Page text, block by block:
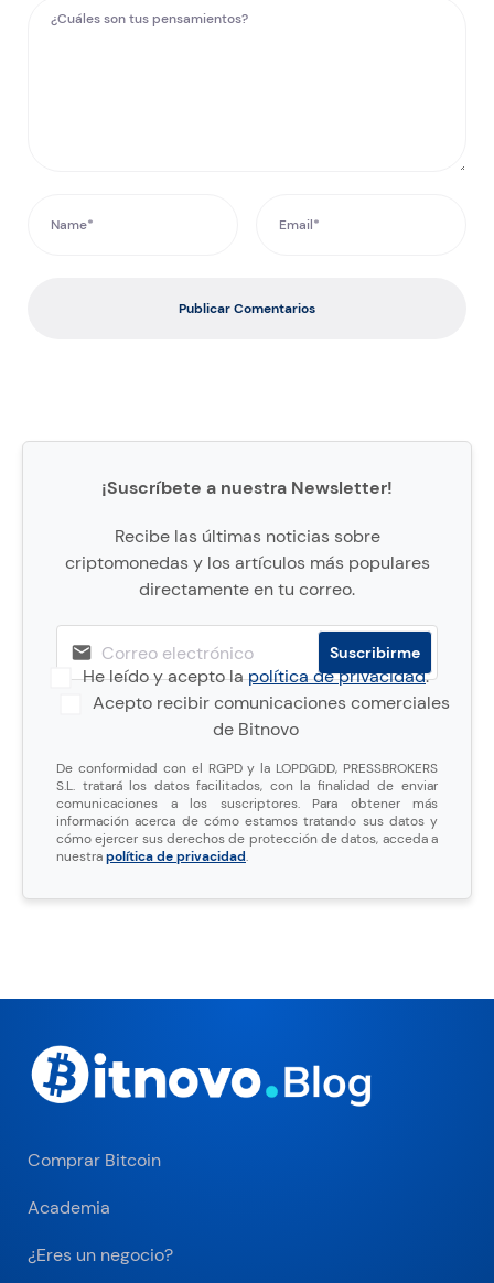
Publicar Comentarios
¡Suscríbete a nuestra Newsletter!
Recibe las últimas noticias sobre
criptomonedas y los artículos más populares
directamente en tu correo.
He leído y acepto lapolítica de privacidad.
Acepto recibir comunicaciones comerciales
de Bitnovo
De conformidad con el RGPD y la LOPDGDD, PRESSBROKERS
S.L. tratará los datos facilitados, con la finalidad de enviar
comunicaciones a los suscriptores. Para obtener más
información acerca de cómo estamos tratando sus datos y
cómo ejercer sus derechos de protección de datos, acceda a
nuestrapolítica de privacidad.
Comprar Bitcoin
Academia
¿Eres un negocio?